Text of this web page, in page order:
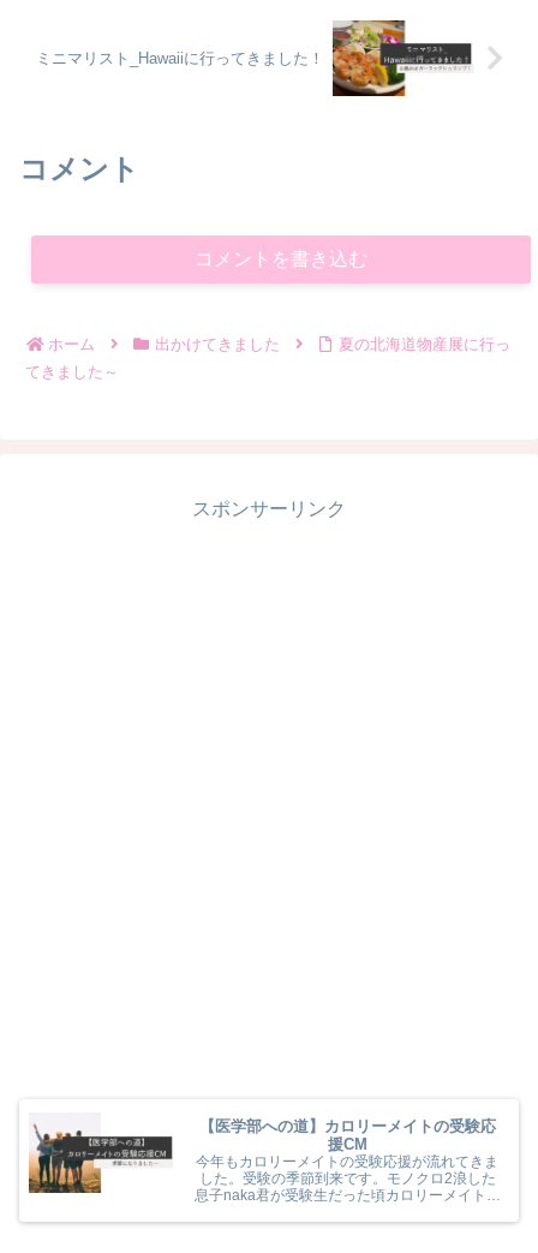
ミニマリスト_Hawaiiに行ってきました！
コメント
コメントを書き込む
ホーム 出かけてきました
夏の北海道物産展に行っ
てきました～
スポンサーリンク
【医学部への道】カロリーメイトの受験応
援CM
今年もカロリーメイトの受験応援が流れてきま
した。受験の季節到来です。モノクロ2浪した
息子naka君が受験生だった頃カロリーメイトの
(^^) 今年のカロリーメイトの受験応援CMも音